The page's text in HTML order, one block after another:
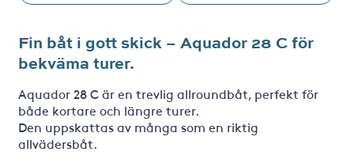
Fin båt i gott skick – Aquador 28 C för
bekväma turer.
Aquador 28 C är en trevlig allroundbåt, perfekt för
både kortare och längre turer.
Den uppskattas av många som en riktig
allvädersbåt.